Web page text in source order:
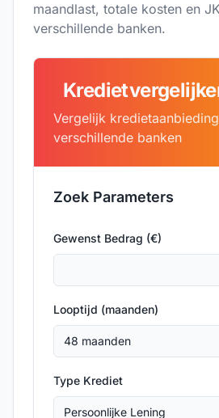
maandlast, totale kosten en
verschillende banken.
Vergelijk
verschillende banken
Zoek Parameters
Gewenst Bedrag (€)
Looptijd (maanden)
48 maanden
Type Krediet
Persoonlijke Lening